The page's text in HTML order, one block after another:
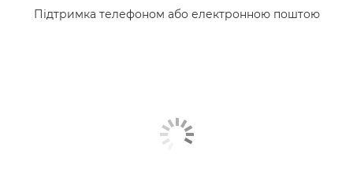
Підтримка телефоном або електронною поштою